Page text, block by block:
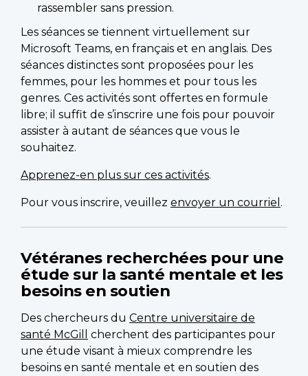
rassembler sans pression.
Les séances se tiennent virtuellement sur
Microsoft Teams, en français et en anglais. Des
séances distinctes sont proposées pour les
femmes, pour les hommes et pour tous les
genres. Ces activités sont offertes en formule
libre; il suffit de s’inscrire une fois pour pouvoir
assister à autant de séances que vous le
souhaitez.
Apprenez-en plus sur ces activités.
Pour vous inscrire, veuillez envoyer un courriel .
Vétéranes recherchées pour une
étude sur la santé mentale et les
besoins en soutien
Des chercheurs du Centre universitaire de
santé McGill
cherchent des participantes pour
une étude visant à mieux comprendre les
besoins en santé mentale et en soutien des